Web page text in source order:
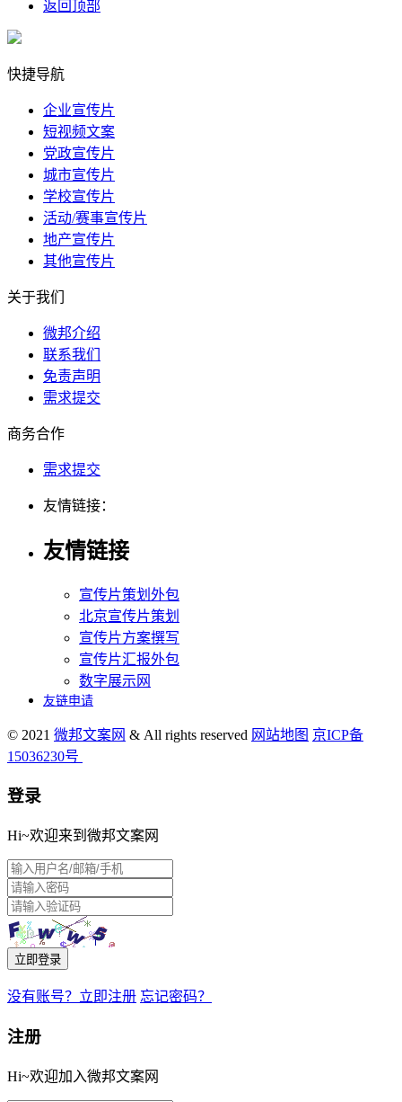
返回顶部
快捷导航
企业宣传片
短视频文案
党政宣传片
城市宣传片
学校宣传片
活动/赛事宣传片
地产宣传片
其他宣传片
关于我们
微邦介绍
联系我们
免责声明
需求提交
商务合作
需求提交
友情链接：
友情链接
宣传片策划外包
北京宣传片策划
宣传片方案撰写
宣传片汇报外包
数字展示网
友链申请
© 2021 微邦文案网 & All rights reserved 网站地图 京ICP备
15036230号
登录
Hi~欢迎来到微邦文案网
立即登录
没有账号？立即注册 忘记密码？
注册
Hi~欢迎加入微邦文案网